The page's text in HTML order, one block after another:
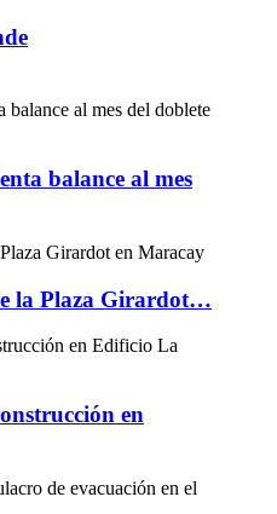
balance al mes
la Plaza Girardot…
en